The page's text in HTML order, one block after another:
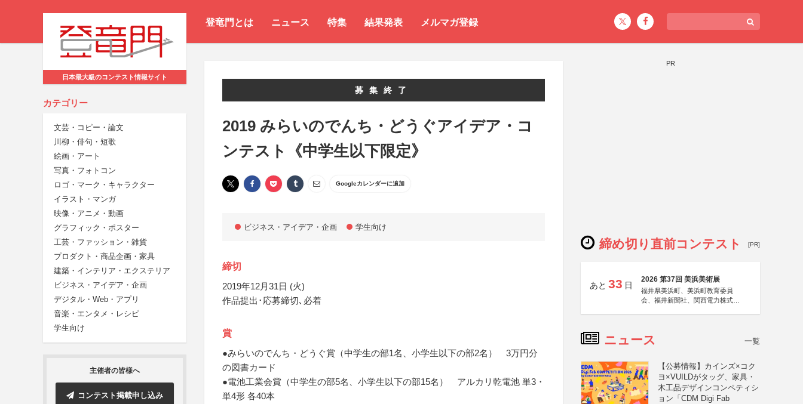
登竜門とは ニュース 特集 結果発表 メルマガ登録
日本最大級のコンテスト情報サイト
カテゴリー
文芸・コピー・論文
川柳・俳句・短歌
絵画・アート
写真・フォトコン
ロゴ・マーク・キャラクター
イラスト・マンガ
映像・アニメ・動画
グラフィック・ポスター
工芸・ファッション・雑貨
プロダクト・商品企画・家具
建築・インテリア・エクステリア
ビジネス・アイデア・企画
デジタル・Web・アプリ
音楽・エンタメ・レシピ
学生向け
主催者の皆様へ
コンテスト掲載申し込み
募集終了
2019 みらいのでんち・どうぐアイデア・コ
ンテスト《中学生以下限定》
Googleカレンダーに追加
ビジネス・アイデア・企画 学生向け
締切
2019年12月31日 (火)
作品提出･応募締切､必着
賞
●みらいのでんち・どうぐ賞（中学生の部1名、小学生以下の部2名） 3万円分
の図書カード
●電池工業会賞（中学生の部5名、小学生以下の部15名） アルカリ乾電池 単3・
単4形 各40本
PR
締め切り直前コンテスト [PR]
あと 33 日
2026 第37回 美浜美術展
福井県美浜町、美浜町教育委員
会、福井新聞社、関西電力株式会
ニュース 一覧
【公募情報】カインズ×コク
ヨ×VUILDがタッグ、家具・
木工品デザインコンペティシ
ョン「CDM Digi Fab